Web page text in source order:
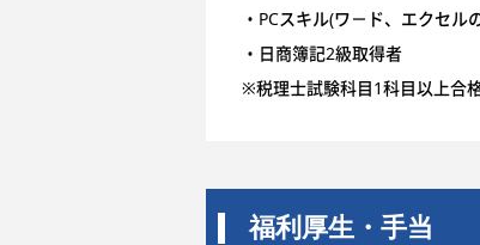
・PCスキル(ワ－ド、エクセル
・日商簿記2級取得者
※税理士試験科目1科目以上合
福利厚生・手当